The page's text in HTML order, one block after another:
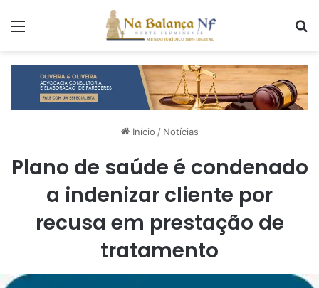
Início / Notícias
Plano de saúde é condenado
a indenizar cliente por
recusa em prestação de
tratamento